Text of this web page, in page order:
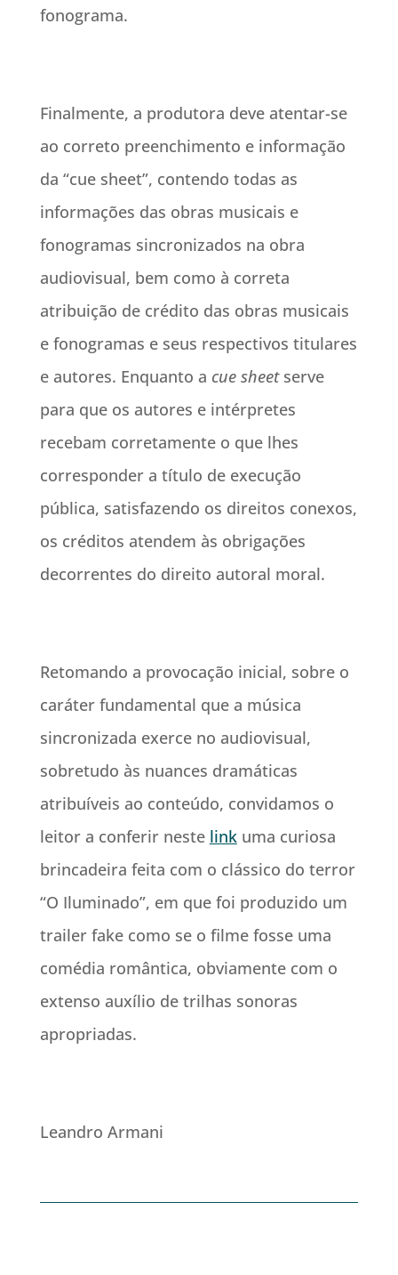
fonograma.
Finalmente, a produtora deve atentar-se
ao correto preenchimento e informação
da “cue sheet”, contendo todas as
informações das obras musicais e
fonogramas sincronizados na obra
audiovisual, bem como à correta
atribuição de crédito das obras musicais
e fonogramas e seus respectivos titulares
e autores. Enquanto a cue sheetserve
para que os autores e intérpretes
recebam corretamente o que lhes
corresponder a título de execução
pública, satisfazendo os direitos conexos,
os créditos atendem às obrigações
decorrentes do direito autoral moral.
Retomando a provocação inicial, sobre o
caráter fundamental que a música
sincronizada exerce no audiovisual,
sobretudo às nuances dramáticas
atribuíveis ao conteúdo, convidamos o
leitor a conferir neste linkuma curiosa
brincadeira feita com o clássico do terror
“O Iluminado”, em que foi produzido um
trailer fake como se o filme fosse uma
comédia romântica, obviamente com o
extenso auxílio de trilhas sonoras
apropriadas.
Leandro Armani